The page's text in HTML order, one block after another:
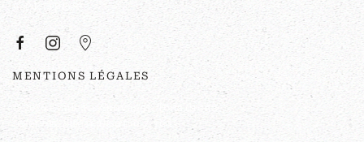
À PROPOS
MENTIONS LÉGALES
©
Couleurs Sauvages. Tous droits
réservés. Site réalisé par
z-red